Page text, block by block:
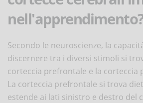
Secondo le neuroscienze, la
discernere tra i diversi stimoli si
corteccia prefrontale e la corteccia
La corteccia prefrontale si trova
estende ai lati sinistro e destro del